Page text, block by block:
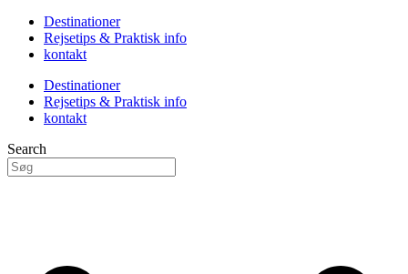
Destinationer
Rejsetips & Praktisk info
kontakt
Destinationer
Rejsetips & Praktisk info
kontakt
Search